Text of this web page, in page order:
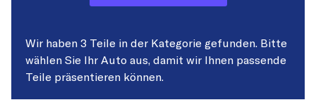
Wir haben 3 Teile in der Kategorie gefunden. Bitte
wählen Sie Ihr Auto aus, damit wir Ihnen passende
Teile präsentieren können.